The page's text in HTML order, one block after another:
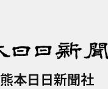
熊本日日新聞社